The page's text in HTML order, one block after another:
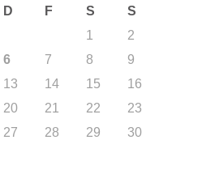
D F S
S
1
2
6 7 8
9
13 14 15
16
20 21 22
23
27 28 29
30